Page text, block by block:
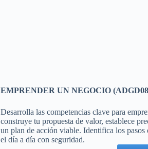
EMPRENDER UN NEGOCIO
Desarrolla las competencias clave para
construye tu propuesta de valor, establece
un plan de acción viable. Identifica los
el día a día con seguridad.